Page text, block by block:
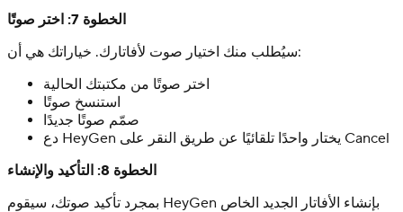
الخطوة 7: اختر صوتًا
سيُطلب منك اختيار صوت لأفاتارك. خياراتك هي أن:
اختر صوتًا من مكتبتك الحالية
استنسخ صوتًا
صمّم صوتًا جديدًا
دع HeyGen يختار واحدًا تلقائيًا عن طريق النقر على Cancel
الخطوة 8: التأكيد والإنشاء
بمجرد تأكيد صوتك، سيقوم HeyGen بإنشاء الأفاتار الجديد الخاص